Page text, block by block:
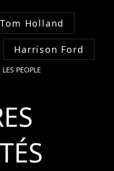
Tom Holland
Harrison Ford
PEOPLE